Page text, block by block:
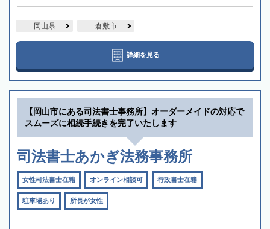
岡山県 倉敷市
詳細を見る
【岡山市にある司法書士事務所】オーダーメイドの対応で
スムーズに相続手続きを完了いたします
司法書士あかぎ法務事務所
女性司法書士在籍 オンライン相談可 行政書士在籍
駐車場あり 所長が女性